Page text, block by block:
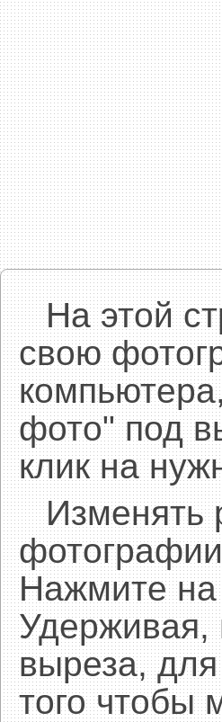
На этой
свою
фото" под
клик на
Изменять
Нажмите
Удерживая,
выреза,
того чтобы